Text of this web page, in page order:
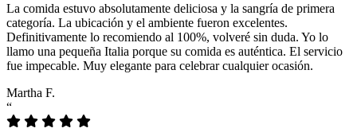
La comida estuvo absolutamente deliciosa y la sangría de primera
categoría. La ubicación y el ambiente fueron excelentes.
Definitivamente lo recomiendo al 100%, volveré sin duda. Yo lo
llamo una pequeña Italia porque su comida es auténtica. El servicio
fue impecable. Muy elegante para celebrar cualquier ocasión.
Martha F.
“